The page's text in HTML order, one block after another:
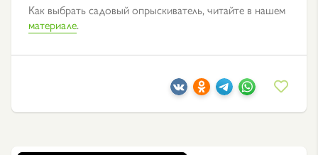
Как выбрать садовый опрыскиватель, читайте в нашем
материале.